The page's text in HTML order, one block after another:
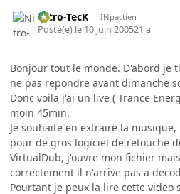
Nitro-TecK INpactien
Posté(e) le 10 juin 200521 a
Bonjour tout le monde. D'abord je
ne pas repondre avant dimanche
Donc voila j'ai un live ( Trance
moin 45min.
Je souhaite en extraire la
pour de gros logiciel de retouche
VirtualDub, j'ouvre mon fichier
correctement il n'arrive pas a
Pourtant je peux la lire cette video